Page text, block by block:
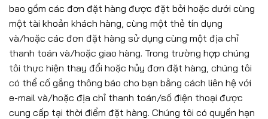
bao gồm các đơn đặt hàng được đặt bởi hoặc dưới cùng
một tài khoản khách hàng, cùng một thẻ tín dụng
và/hoặc các đơn đặt hàng sử dụng cùng một địa chỉ
thanh toán và/hoặc giao hàng. Trong trường hợp chúng
tôi thực hiện thay đổi hoặc hủy đơn đặt hàng, chúng tôi
có thể cố gắng thông báo cho bạn bằng cách liên hệ với
e-mail và/hoặc địa chỉ thanh toán/số điện thoại được
cung cấp tại thời điểm đặt hàng. Chúng tôi có quyền hạn